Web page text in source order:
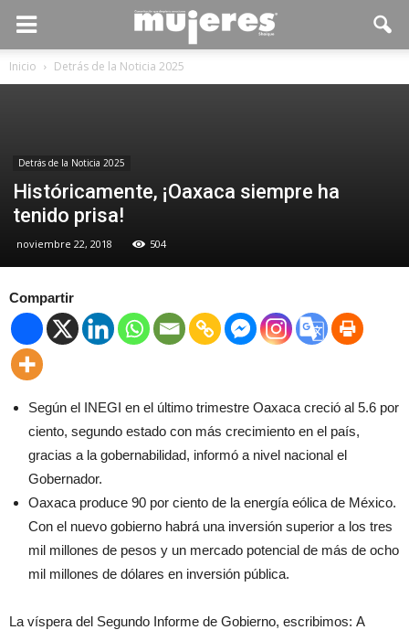
Inicio Detrás de la Noticia 2025
Detrás de la Noticia 2025
Históricamente, ¡Oaxaca siempre ha
tenido prisa!
noviembre 22, 2018 504
Compartir
Según el INEGI en el último trimestre Oaxaca creció al 5.6 por
ciento, segundo estado con más crecimiento en el país,
gracias a la gobernabilidad, informó a nivel nacional el
Gobernador.
Oaxaca produce 90 por ciento de la energía eólica de México.
Con el nuevo gobierno habrá una inversión superior a los tres
mil millones de pesos y un mercado potencial de más de ocho
mil millones de dólares en inversión pública.
La víspera del Segundo Informe de Gobierno, escribimos: A